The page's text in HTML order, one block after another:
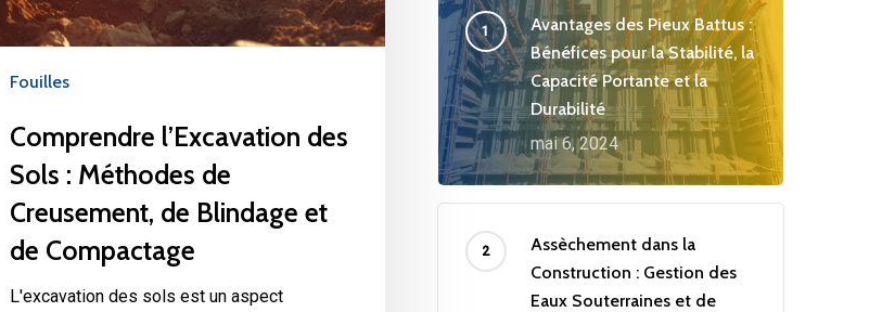
Fouilles
Comprendre l’Excavation des
Sols : Méthodes de
Creusement, de Blindage et
de Compactage
L'excavation des sols est un aspect
Avantages des Pieux Battus :
Bénéfices pour la Stabilité, la
Capacité Portante et la
Durabilité
mai 6, 2024
Assèchement dans la
Construction : Gestion des
Eaux Souterraines et de